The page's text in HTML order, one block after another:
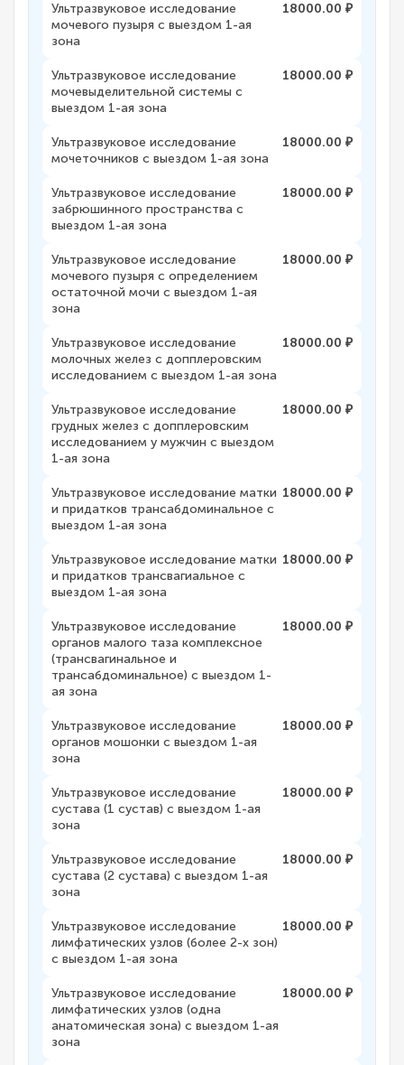
Ультразвуковое исследование
мочевого пузыря с выездом 1-ая
зона
18000.00 ₽
Ультразвуковое исследование
мочевыделительной системы с
выездом 1-ая зона
18000.00 ₽
Ультразвуковое исследование
мочеточников с выездом 1-ая зона
18000.00 ₽
Ультразвуковое исследование
забрюшинного пространства с
выездом 1-ая зона
18000.00 ₽
Ультразвуковое исследование
мочевого пузыря с определением
остаточной мочи с выездом 1-ая
зона
18000.00 ₽
Ультразвуковое исследование
молочных желез с допплеровским
исследованием с выездом 1-ая зона
18000.00 ₽
Ультразвуковое исследование
грудных желез с допплеровским
исследованием у мужчин с выездом
1-ая зона
18000.00 ₽
Ультразвуковое исследование матки
и придатков трансабдоминальное с
выездом 1-ая зона
18000.00 ₽
Ультразвуковое исследование матки
и придатков трансвагиальное с
выездом 1-ая зона
18000.00 ₽
Ультразвуковое исследование
органов малого таза комплексное
(трансвагинальное и
трансабдоминальное) с выездом 1-
ая зона
18000.00 ₽
Ультразвуковое исследование
органов мошонки с выездом 1-ая
зона
18000.00 ₽
Ультразвуковое исследование
сустава (1 сустав) с выездом 1-ая
зона
18000.00 ₽
Ультразвуковое исследование
сустава (2 сустава) с выездом 1-ая
зона
18000.00 ₽
Ультразвуковое исследование
лимфатических узлов (более 2-х зон)
с выездом 1-ая зона
18000.00 ₽
Ультразвуковое исследование
лимфатических узлов (одна
анатомическая зона) с выездом 1-ая
зона
18000.00 ₽